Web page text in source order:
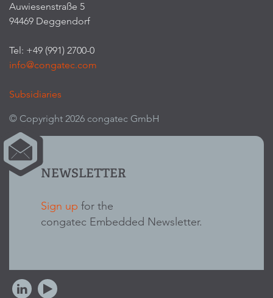
Auwiesenstraße 5
94469 Deggendorf
Tel: +49 (991) 2700-0
info@congatec.com
Subsidiaries
© Copyright 2026 congatec GmbH
NEWSLETTER
Sign up for the
congatec Embedded Newsletter.